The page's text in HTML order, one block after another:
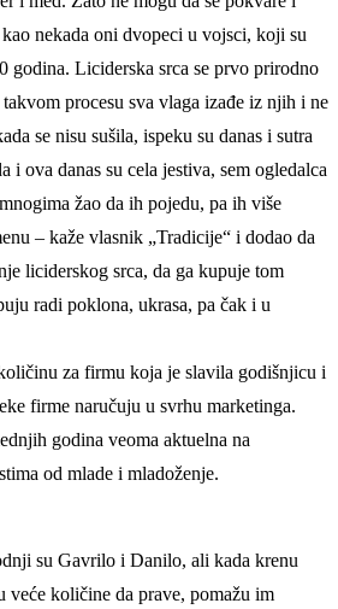
nekada oni dvopeci u vojsci, koji su
godina. Liciderska srca se prvo prirodno
procesu sva vlaga izađe iz njih i ne
se nisu sušila, ispeku su danas i sutra
i ova danas su cela jestiva, sem ogledalca
žao da ih pojedu, pa ih više
– kaže vlasnik „Tradicije“ i dodao da
liciderskog srca, da ga kupuje tom
radi poklona, ukrasa, pa čak i u
za firmu koja je slavila godišnjicu i
firme naručuju u svrhu marketinga.
godina veoma aktuelna na
od mlade i mladoženje.
su Gavrilo i Danilo, ali kada krenu
veće količine da prave, pomažu im